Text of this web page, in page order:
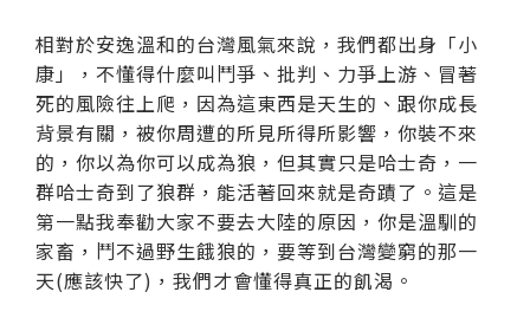
相對於安逸溫和的台灣風氣來說，我們都出身「小
康」，不懂得什麼叫鬥爭、批判、力爭上游、冒著
死的風險往上爬，因為這東西是天生的、跟你成長
背景有關，被你周遭的所見所得所影響，你裝不來
的，你以為你可以成為狼，但其實只是哈士奇，一
群哈士奇到了狼群，能活著回來就是奇蹟了。這是
第一點我奉勸大家不要去大陸的原因，你是溫馴的
家畜，鬥不過野生餓狼的，要等到台灣變窮的那一
天(應該快了)，我們才會懂得真正的飢渴。